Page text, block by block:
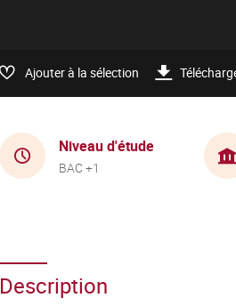
Ajouter à la sélection
Niveau d'étude
BAC +1
Description